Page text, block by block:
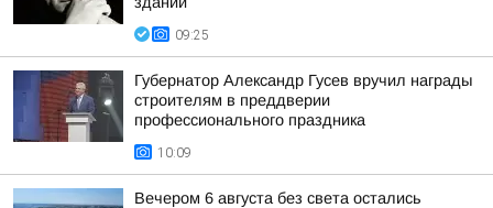
09:25
Губернатор Александр Гусев вручил награды
строителям в преддверии
профессионального праздника
10:09
Вечером 6 августа без света остались